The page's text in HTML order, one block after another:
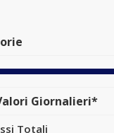
Giornalieri*
Totali